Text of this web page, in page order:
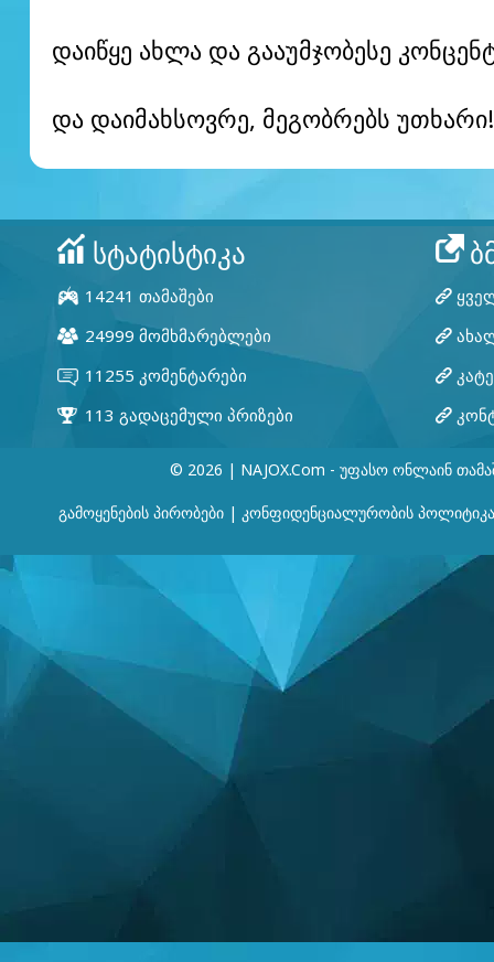
დაიწყე ახლა და გააუმჯობესე
და დაიმახსოვრე, მეგობრებს უთხარი!
© 2026 | NAJOX.com - Უფასო Ონლაინ
Გამოყენების Პირობები | Კონფიდენციალურობის Პოლიტიკა